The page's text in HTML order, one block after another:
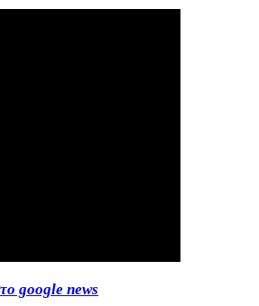
google news